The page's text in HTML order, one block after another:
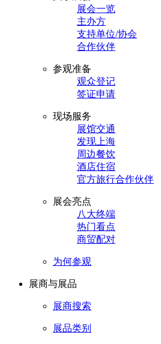
展会一览
主办方
支持单位/协会
合作伙伴
参观准备
观众登记
签证申请
现场服务
展馆交通
发现上海
周边餐饮
酒店住宿
官方旅行合作伙伴
展会亮点
八大终端
热门看点
商贸配对
为何参观
展商与展品
展商搜索
展品类别